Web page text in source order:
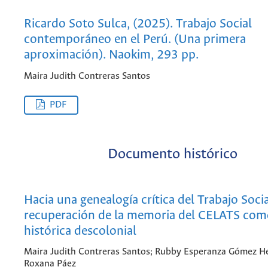
Ricardo Soto Sulca, (2025). Trabajo Social
contemporáneo en el Perú. (Una primera
aproximación). Naokim, 293 pp.
Maira Judith Contreras Santos
PDF
Documento histórico
Hacia una genealogía crítica del Trabajo
recuperación de la memoria del CELATS
histórica descolonial
Maira Judith Contreras Santos; Rubby Esperanza Gómez
Roxana Páez